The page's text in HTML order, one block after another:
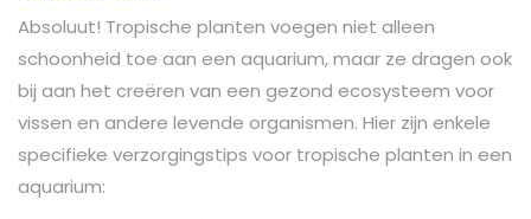
Absoluut! Tropische planten voegen niet alleen
schoonheid toe aan een aquarium, maar ze dragen ook
bij aan het creëren van een gezond ecosysteem voor
vissen en andere levende organismen. Hier zijn enkele
specifieke verzorgingstips voor tropische planten in een
aquarium: